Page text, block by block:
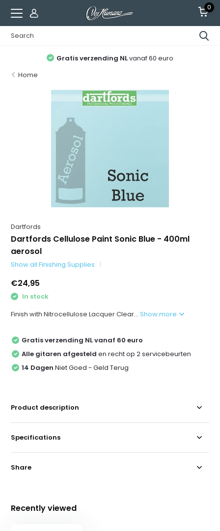
0
Gratis verzending NLvanaf 60 euro
Home
Dartfords
Dartfords Cellulose Paint Sonic Blue - 400ml
aerosol
Show all Finishing Supplies
€24,95
In stock
Finish with Nitrocellulose Lacquer Clear...Show more
Gratis verzending NL vanaf 60 euro
Alle gitaren afgesteld en recht op 2 servicebeurten
14 Dagen Niet Goed - Geld Terug
Product description
Specifications
Share
Recently viewed